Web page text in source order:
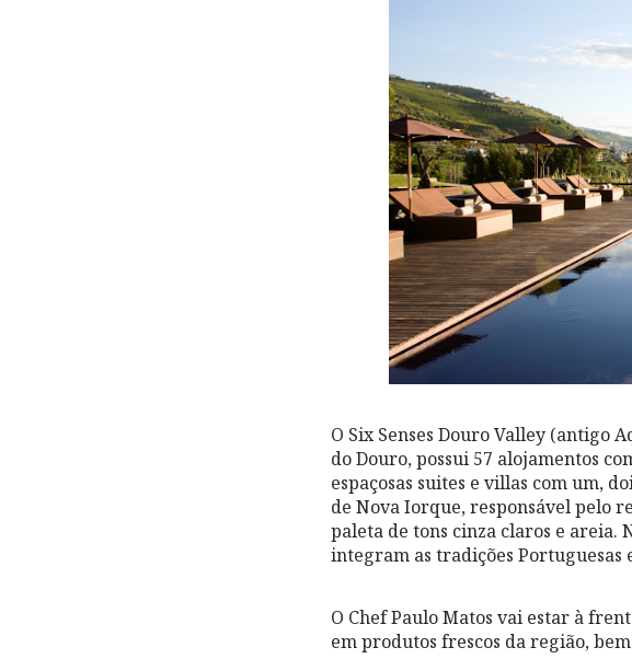
O Six Senses Douro Valley (antigo
do Douro, possui 57 alojamentos
espaçosas suites e villas com um,
de Nova Iorque, responsável pelo
paleta de tons cinza claros e
integram as tradições Portuguesas
O Chef Paulo Matos vai estar à
em produtos frescos da região,